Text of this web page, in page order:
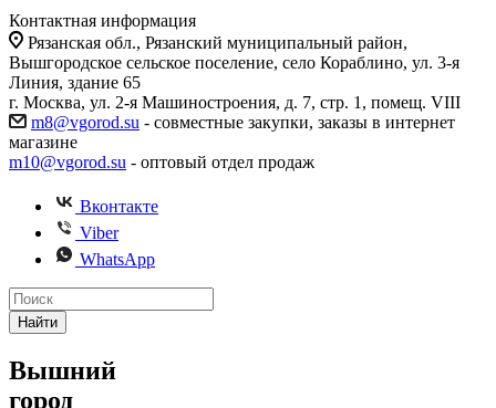
Контактная информация
Рязанская обл., Рязанский муниципальный район,
Вышгородское сельское поселение, село Кораблино, ул. 3-я
Линия, здание 65
г. Москва, ул. 2-я Машиностроения, д. 7, стр. 1, помещ. VIII
m8@vgorod.su - совместные закупки, заказы в интернет
магазине
m10@vgorod.su - оптовый отдел продаж
Вконтакте
Viber
WhatsApp
Найти
Вышний
город